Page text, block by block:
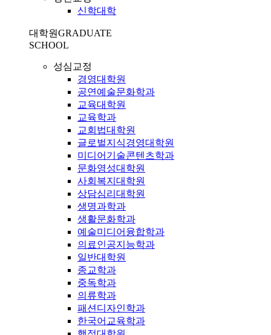
신학대학
대학원GRADUATE
SCHOOL
성심교정
경영대학원
공연예술문화학과
교육대학원
교육학과
교회법대학원
글로벌지식경영대학원
미디어기술콘텐츠학과
문화영성대학원
사회복지대학원
상담심리대학원
생명과학과
생활문화학과
예술미디어융합학과
의료인공지능학과
일반대학원
종교학과
중독학과
의류학과
패션디자인학과
한국어교육학과